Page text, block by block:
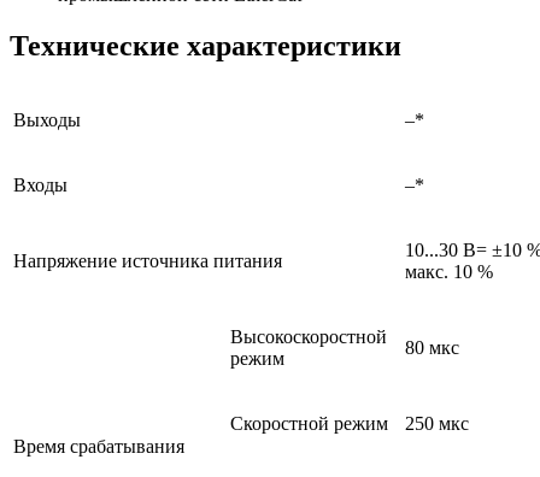
Технические характеристики
Выходы –*
Входы –*
Напряжение источника питания
10...30 В= ±10
макс. 10 %
Время срабатывания
Высокоскоростной
режим
80 мкс
Скоростной режим 250 мкс